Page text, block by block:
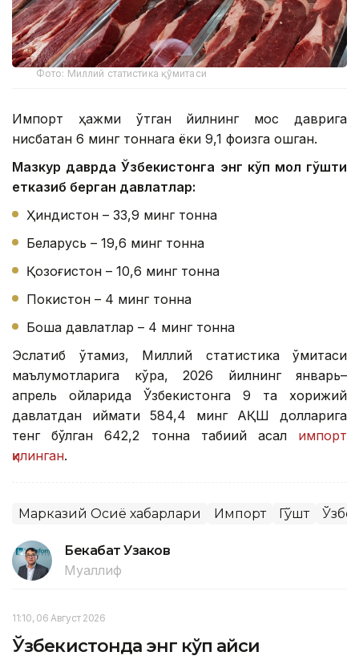
Фото: Миллий статистика қўмитаси
Импорт ҳажми ўтган йилнинг мос даврига
нисбатан 6 минг тоннага ёки 9,1 фоизга ошган.
Мазкур даврда Ўзбекистонга энг кўп мол гўшти
етказиб берган давлатлар:
Ҳиндистон – 33,9 минг тонна
Беларусь – 19,6 минг тонна
Қозоғистон – 10,6 минг тонна
Покистон – 4 минг тонна
Бошқа давлатлар – 4 минг тонна
Эслатиб ўтамиз, Миллий статистика қўмитаси
маълумотларига кўра, 2026 йилнинг январь–
апрель ойларида Ўзбекистонга 9 та хорижий
давлатдан қиймати 584,4 минг АҚШ долларига
тенг бўлган 642,2 тонна табиий асал импорт
қилинган.
Марказий Осиё хабарлари Импорт Гўшт
Бекабат Узаков
Муаллиф
11:10, 06 Август 2026
Ўзбекистонда энг кўп қайси